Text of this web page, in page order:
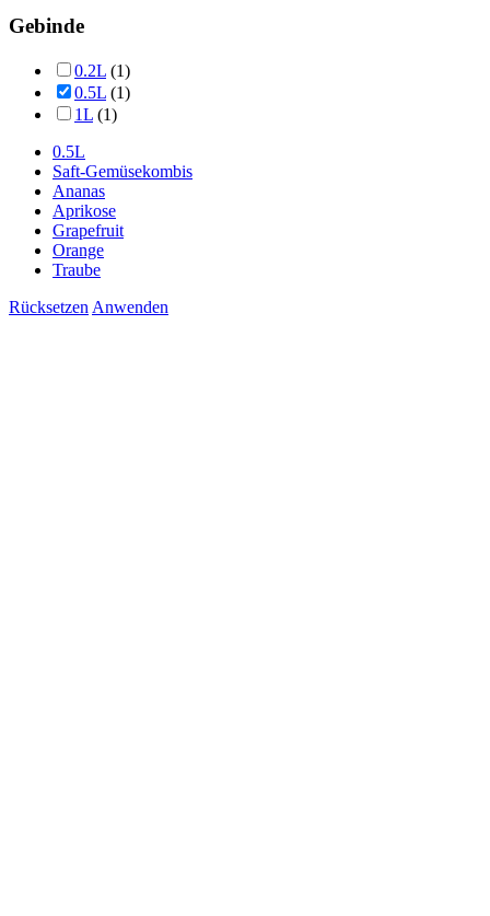
Gebinde
0.2L (1)
0.5L (1)
1L (1)
0.5L
Saft-Gemüsekombis
Ananas
Aprikose
Grapefruit
Orange
Traube
Rücksetzen Anwenden